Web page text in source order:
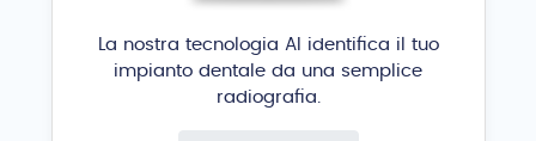
La nostra tecnologia AI identifica il tuo
impianto dentale da una semplice
radiografia.